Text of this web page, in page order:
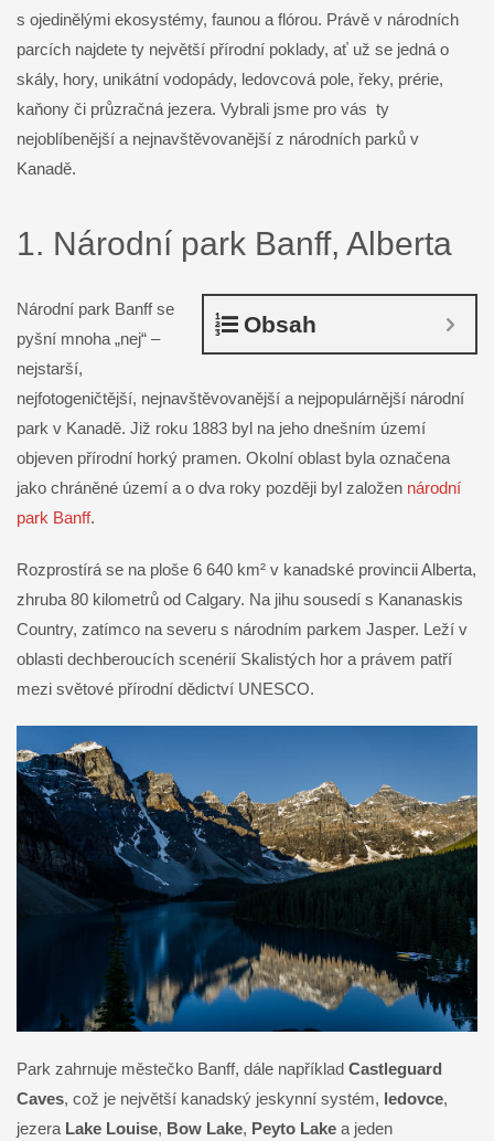
s ojedinělými ekosystémy, faunou a flórou. Právě v národních
parcích najdete ty největší přírodní poklady, ať už se jedná o
skály, hory, unikátní vodopády, ledovcová pole, řeky, prérie,
kaňony či průzračná jezera. Vybrali jsme pro vás ty
nejoblíbenější a nejnavštěvovanější z národních parků v
Kanadě.
1. Národní park Banff, Alberta
Obsah
Národní park Banff se
pyšní mnoha „nej“ –
nejstarší,
nejfotogeničtější, nejnavštěvovanější a nejpopulárnější národní
park v Kanadě. Již roku 1883 byl na jeho dnešním území
objeven přírodní horký pramen. Okolní oblast byla označena
jako chráněné území a o dva roky později byl založen národní
park Banff.
Rozprostírá se na ploše 6 640 km² v kanadské provincii Alberta,
zhruba 80 kilometrů od Calgary. Na jihu sousedí s Kananaskis
Country, zatímco na severu s národním parkem Jasper. Leží v
oblasti dechberoucích scenérií Skalistých hor a právem patří
mezi světové přírodní dědictví UNESCO.
Park zahrnuje městečko Banff, dále například Castleguard
Caves, což je největší kanadský jeskynní systém, ledovce,
jezera Lake Louise, Bow Lake, Peyto Lake a jeden